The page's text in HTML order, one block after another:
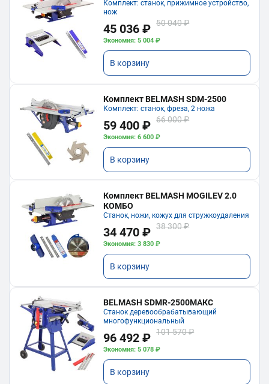
Комплект: станок, прижимное устройство,
нож
45 036 ₽ 50 040 ₽
Экономия: 5 004 ₽
В корзину
Комплект BELMASH SDM-2500
Комплект: станок, фреза, 2 ножа
59 400 ₽ 66 000 ₽
Экономия: 6 600 ₽
В корзину
Комплект BELMASH MOGILEV 2.0
КОМБО
Станок, ножи, кожух для стружкоудаления
34 470 ₽ 38 300 ₽
Экономия: 3 830 ₽
В корзину
BELMASH SDMR-2500МАКС
Станок деревообрабатывающий
многофункциональный
96 492 ₽ 101 570 ₽
Экономия: 5 078 ₽
В корзину